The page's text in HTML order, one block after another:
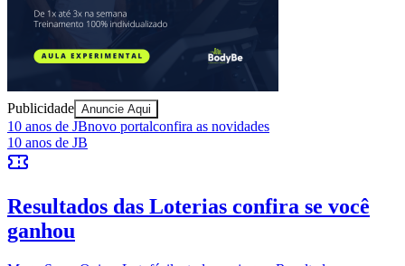
Vitória
Publicidade Anuncie Aqui